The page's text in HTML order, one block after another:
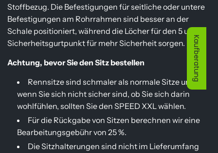
Stoffbezug. Die Befestigungen für seitliche oder untere
Befestigungen am Rohrrahmen sind besser an der
Schale positioniert, während die Löcher für den 5 und 6
Sicherheitsgurtpunkt für mehr Sicherheit sorgen.
Achtung, bevor Sie den Sitz bestellen
Rennsitze sind schmaler als normale Sitze und
wenn Sie sich nicht sicher sind, ob Sie sich darin
wohlfühlen, sollten Sie den SPEED XXL wählen.
Für die Rückgabe von Sitzen berechnen wir eine
Bearbeitungsgebühr von 25 %.
Die Sitzhalterungen sind nicht im Lieferumfang
Kaufberatung